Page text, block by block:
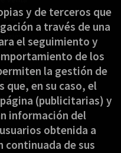
y de terceros que
a través de una
el seguimiento y
de los
la gestión de
que, en su caso, el
(publicitarias) y
información del
obtenida a
continuada de sus